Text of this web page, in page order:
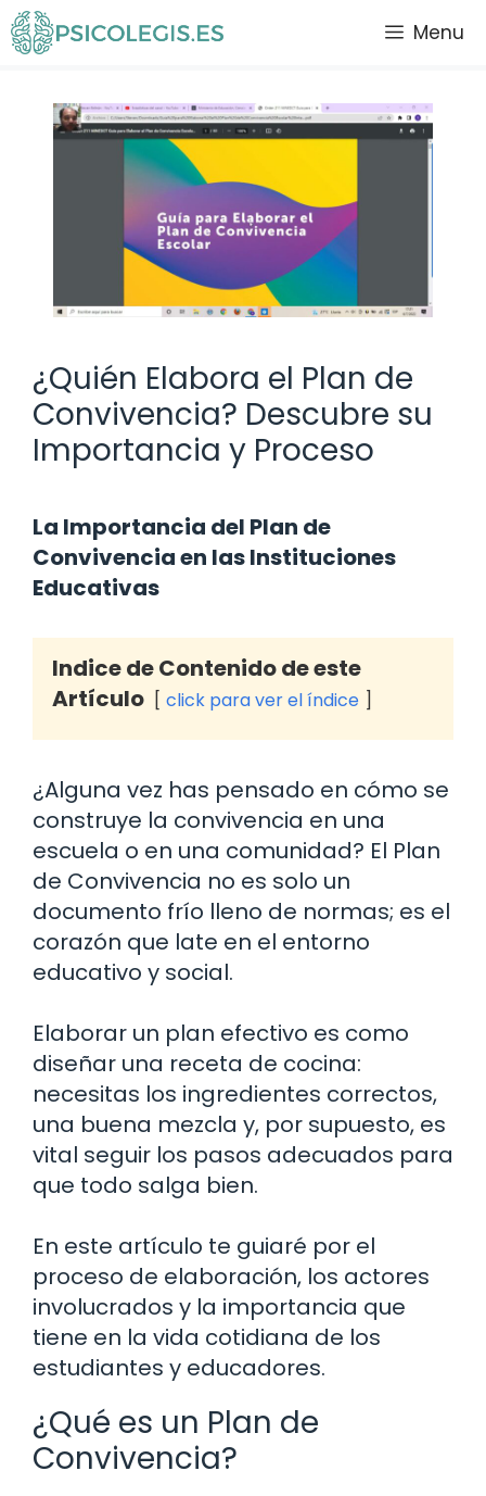
Saltar
al
Menu
¿Quién Elabora el Plan de
Convivencia? Descubre su
Importancia y Proceso
La Importancia del Plan de
Convivencia en las Instituciones
Educativas
Indice de Contenido de este
Artículo
click para ver el índice
¿Alguna vez has pensado en cómo se
construye la convivencia en una
escuela o en una comunidad? El Plan
de Convivencia no es solo un
documento frío lleno de normas; es el
corazón que late en el entorno
educativo y social.
Elaborar un plan efectivo es como
diseñar una receta de cocina:
necesitas los ingredientes correctos,
una buena mezcla y, por supuesto, es
vital seguir los pasos adecuados para
que todo salga bien.
En este artículo te guiaré por el
proceso de elaboración, los actores
involucrados y la importancia que
tiene en la vida cotidiana de los
estudiantes y educadores.
¿Qué es un Plan de
Convivencia?